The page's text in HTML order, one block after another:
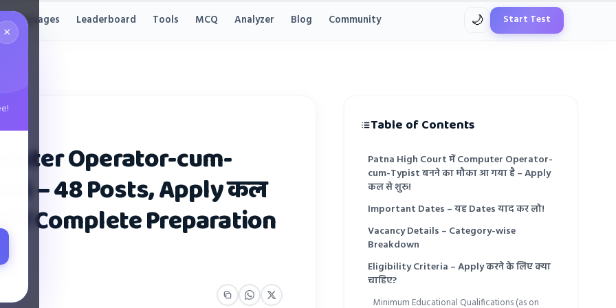
×
Languages Leaderboard Tools MCQ Analyzer Blog Community 🌙 Start Test
Operator-cum-
– 48 Posts, Apply कल
Complete Preparation
Table of Contents
Patna High Court में Computer Operator-
cum-Typist बनने का मौका आ गया है – Apply
कल से शुरू!
Important Dates – यह Dates याद कर लो!
Vacancy Details – Category-wise
Breakdown
Eligibility Criteria – Apply करने के लिए क्या
चाहिए?
Minimum Educational Qualifications (as on